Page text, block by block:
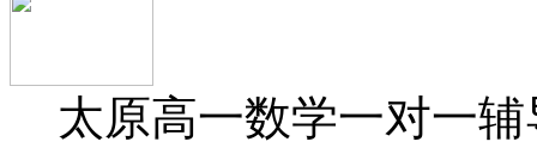
太原高一数学一对一